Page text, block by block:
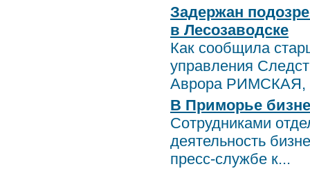
Задержан
в Лесозаводске
Как сообщила
управления
Аврора РИМСКАЯ,
В Приморье
Сотрудниками
деятельность
пресс-службе к...